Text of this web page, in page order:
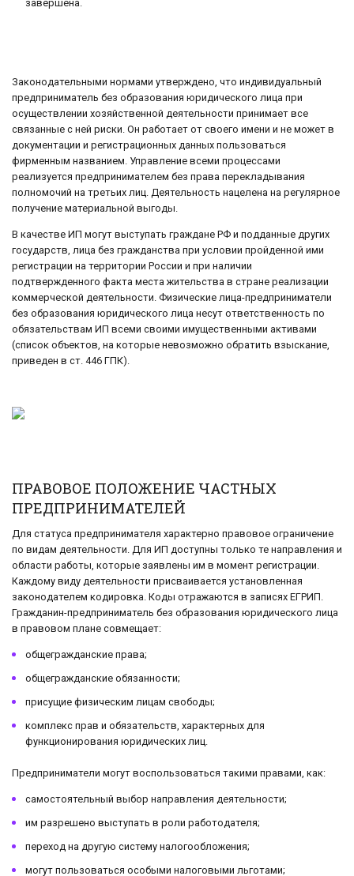
завершена.
Законодательными нормами утверждено, что индивидуальный
предприниматель без образования юридического лица при
осуществлении хозяйственной деятельности принимает все
связанные с ней риски. Он работает от своего имени и не может в
документации и регистрационных данных пользоваться
фирменным названием. Управление всеми процессами
реализуется предпринимателем без права перекладывания
полномочий на третьих лиц. Деятельность нацелена на регулярное
получение материальной выгоды.
В качестве ИП могут выступать граждане РФ и подданные других
государств, лица без гражданства при условии пройденной ими
регистрации на территории России и при наличии
подтвержденного факта места жительства в стране реализации
коммерческой деятельности. Физические лица-предприниматели
без образования юридического лица несут ответственность по
обязательствам ИП всеми своими имущественными активами
(список объектов, на которые невозможно обратить взыскание,
приведен в ст. 446 ГПК).
ПРАВОВОЕ ПОЛОЖЕНИЕ ЧАСТНЫХ
ПРЕДПРИНИМАТЕЛЕЙ
Для статуса предпринимателя характерно правовое ограничение
по видам деятельности. Для ИП доступны только те направления и
области работы, которые заявлены им в момент регистрации.
Каждому виду деятельности присваивается установленная
законодателем кодировка. Коды отражаются в записях ЕГРИП.
Гражданин-предприниматель без образования юридического лица
в правовом плане совмещает:
общегражданские права;
общегражданские обязанности;
присущие физическим лицам свободы;
комплекс прав и обязательств, характерных для
функционирования юридических лиц.
Предприниматели могут воспользоваться такими правами, как:
самостоятельный выбор направления деятельности;
им разрешено выступать в роли работодателя;
переход на другую систему налогообложения;
могут пользоваться особыми налоговыми льготами;